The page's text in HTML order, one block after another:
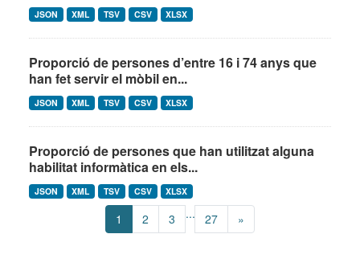
JSON XML TSV CSV XLSX
Proporció de persones d’entre 16 i 74 anys que
han fet servir el mòbil en...
JSON XML TSV CSV XLSX
Proporció de persones que han utilitzat alguna
habilitat informàtica en els...
JSON XML TSV CSV XLSX
1 2 3 ... 27 »